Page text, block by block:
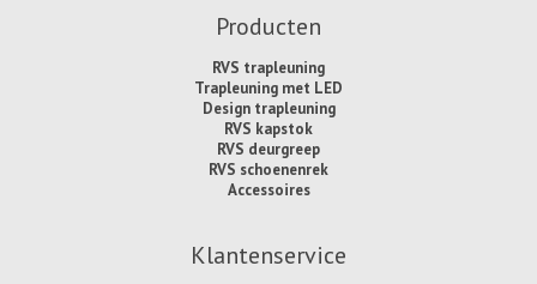
Producten
RVS trapleuning
Trapleuning met LED
Design trapleuning
RVS kapstok
RVS deurgreep
RVS schoenenrek
Accessoires
Klantenservice